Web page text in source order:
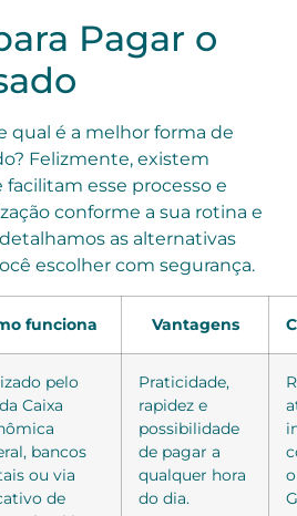
Pagar o
qual é a melhor forma de
Felizmente, existem
esse processo e
conforme a sua rotina e
as alternativas
escolher com segurança.
funciona Vantagens
pelo
Caixa
bancos
ou via
de
Praticidade,
rapidez e
possibilidade
de pagar a
qualquer hora
do dia.